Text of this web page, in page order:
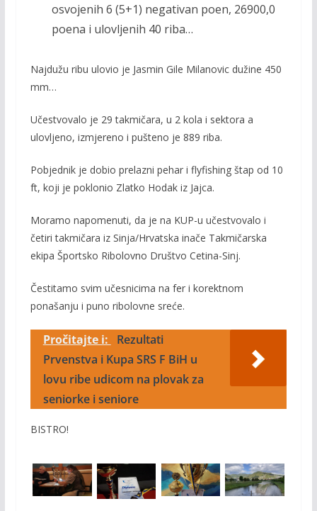
osvojenih 6 (5+1) negativan poen, 26900,0
poena i ulovljenih 40 riba…
Najdužu ribu ulovio je Jasmin Gile Milanovic dužine 450
mm…
Učestvovalo je 29 takmičara, u 2 kola i sektora a
ulovljeno, izmjereno i pušteno je 889 riba.
Pobjednik je dobio prelazni pehar i flyfishing štap od 10
ft, koji je poklonio Zlatko Hodak iz Jajca.
Moramo napomenuti, da je na KUP-u učestvovalo i
četiri takmičara iz Sinja/Hrvatska inače Takmičarska
ekipa Športsko Ribolovno Društvo Cetina-Sinj.
Čestitamo svim učesnicima na fer i korektnom
ponašanju i puno ribolovne sreće.
Pročitajte i:
Rezultati
Prvenstva i Kupa SRS F BiH u
lovu ribe udicom na plovak za
seniorke i seniore
BISTRO!